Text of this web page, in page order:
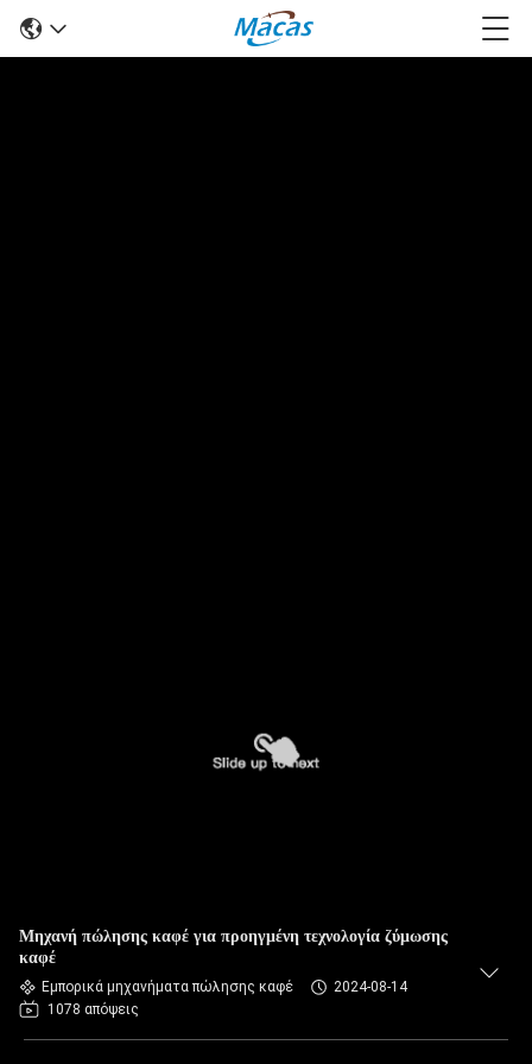
Μηχανή πώλησης καφέ για προηγμένη τεχνολογία ζύμωσης
καφέ
Εμπορικά μηχανήματα πώλησης καφέ
2024-08-14
1078 απόψεις